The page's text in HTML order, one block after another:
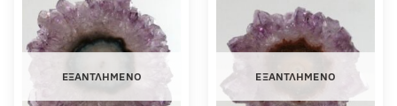
ΕΞΑΝΤΛΗΜΈΝΟ ΕΞΑΝΤΛΗΜΈΝΟ